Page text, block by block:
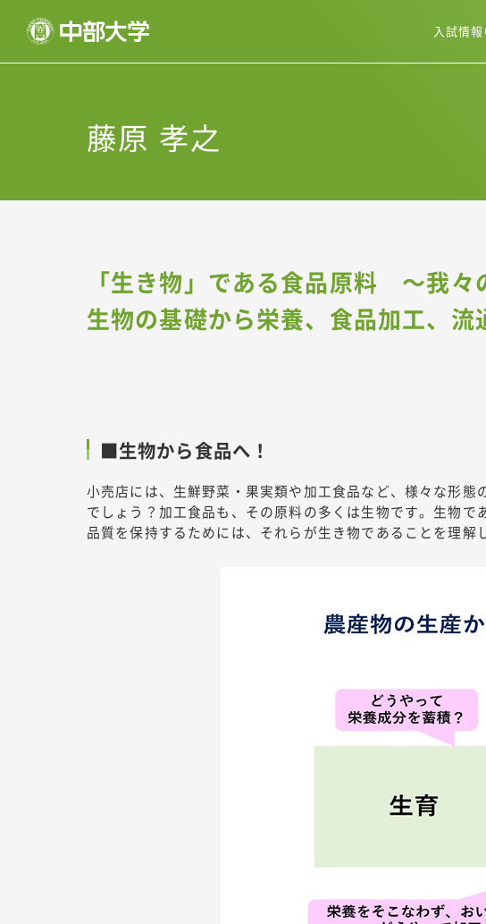
入試情報
藤原 孝之
「生き物」である食品原料 ～我々
生物の基礎から栄養、食品加工、
■生物から食品へ！
小売店には、生鮮野菜・果実類や加工食品など、様々な形
でしょう？加工食品も、その原料の多くは生物です。生物
品質を保持するためには、それらが生き物であることを理解